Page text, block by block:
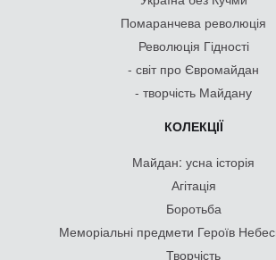
Помаранчева революція
Революція Гідності
- світ про Євромайдан
- творчість Майдану
КОЛЕКЦІЇ
Майдан: усна історія
Агітація
Боротьба
Меморіальні предмети Героїв
Творчість